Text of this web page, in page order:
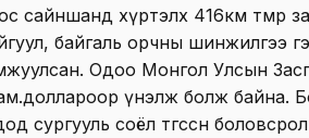
сайншанд хүртэлх 416км төмөр
байгаль орчны шинжилгээ
Одоо Монгол Улсын
ам.доллароор үнэлж болж байна.
сургууль соёл төгссөн